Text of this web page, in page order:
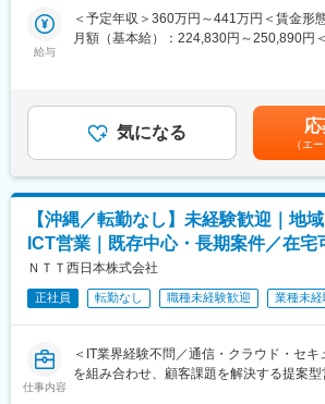
／セキュリティエンジニア／SOCマネー
リアへ展開可能
・多種多様な業界のシステムに触れ、幅広
ティ知識を習得
・資格取得支援制度や学習支援が充実し
に高められる
・サイバー攻撃の最前線で分析力・問題
義の高い業務に携われます
インフラ運用・保守のご経験を次のキャリ
キュリティのプロフェッショナルを目指し
ちしています。
支援します。
「人手不足」「業務効率化」「セキュリテ
単なる技術サポートではなく、
顧客の課題に基づいた提案内容の検討・設
営業に同行し、顧客課題の技術的観点か
提案内容の検討・構成設計
ICT商材（ネットワーク／クラウド／セキ
合わせ
導入に向けた検証・設計・技術支援
導入後のフォロー・改善提案
◇この仕事の魅力
提案内容の検討や設計など、上流工程に
技術知識を活かし、顧客課題の解決に直接
給与
＜予定年収＞360万円～441万円＜賃金形
月額（基本給）：224,830円～250,890円
間/月の手当が含まれます。賃金はあくま
選考を通じて上下する可能性があります。
含めた表記です。
気になる
（エ
【沖縄／転勤なし】未経験歓迎｜地
ICT営業｜既存中心・長期案件／在宅
ＮＴＴ西日本株式会社
正社員 転勤なし 職種未経験歓迎 業種未経
仕事内容
＜IT業界経験不問／通信・クラウド・セ
を組み合わせ、顧客課題を解決する提案